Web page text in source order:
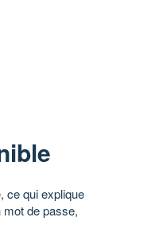
ce qui explique
de passe,